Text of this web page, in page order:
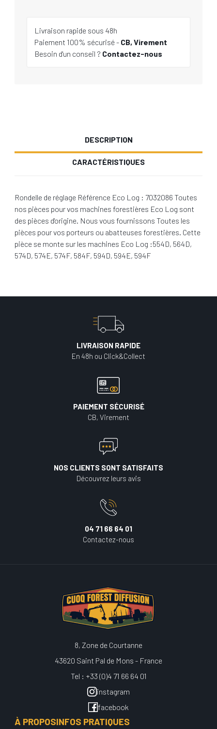
Livraison rapide sous 48h
Paiement 100% sécurisé - CB, Virement
Besoin d'un conseil ? Contactez-nous
DESCRIPTION
CARACTÉRISTIQUES
Rondelle de réglage Référence Eco Log : 7032086 Toutes
nos pièces pour vos machines forestières Eco Log sont
des pièces d'origine. Nous vous fournissons Toutes les
pièces pour vos porteurs ou abatteuses forestières. Cette
pièce se monte sur les machines Eco Log :554D, 564D,
574D, 574E, 574F, 584F, 594D, 594E, 594F
LIVRAISON RAPIDE
En 48h ou Click&Collect
PAIEMENT SÉCURISÉ
CB, Virement
NOS CLIENTS SONT SATISFAITS
Découvrez leurs avis
04 71 66 64 01
Contactez-nous
8, Zone de Courtanne
43620 Saint Pal de Mons - France
Tel : +33 (0)4 71 66 64 01
instagram
facebook
À PROPOSINFOS PRATIQUES